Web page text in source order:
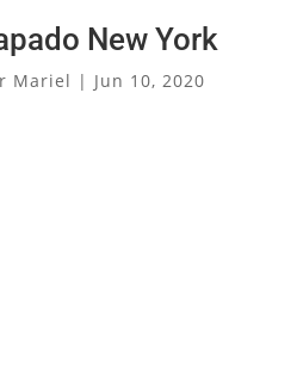
New York
Mariel | Jun 10, 2020